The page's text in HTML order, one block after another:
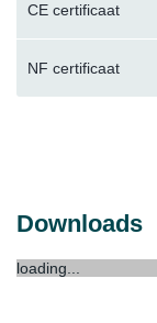
CE certificaat
NF certificaat
Downloads
loading...